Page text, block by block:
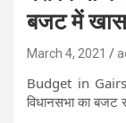
बजट में खास
March 4, 2021
Budget in
विधानसभा का बजट